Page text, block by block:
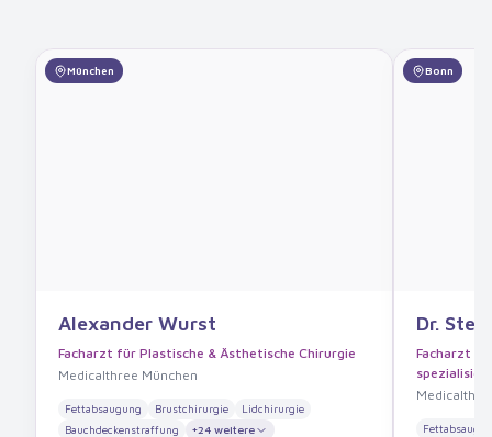
München
Alexander Wurst
Facharzt für Plastische & Ästhetische Chirurgie
Medicalthree München
Fettabsaugung Brustchirurgie
Lidchirurgie
Bauchdeckenstraffung
+24 weitere
Bonn
Dr.
Facharzt